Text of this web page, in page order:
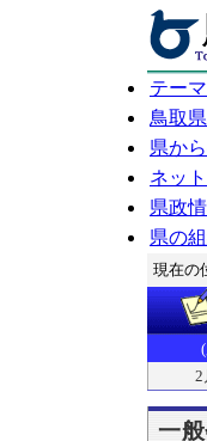
テー
鳥取
県か
ネッ
県政
県の
現在の
2
一